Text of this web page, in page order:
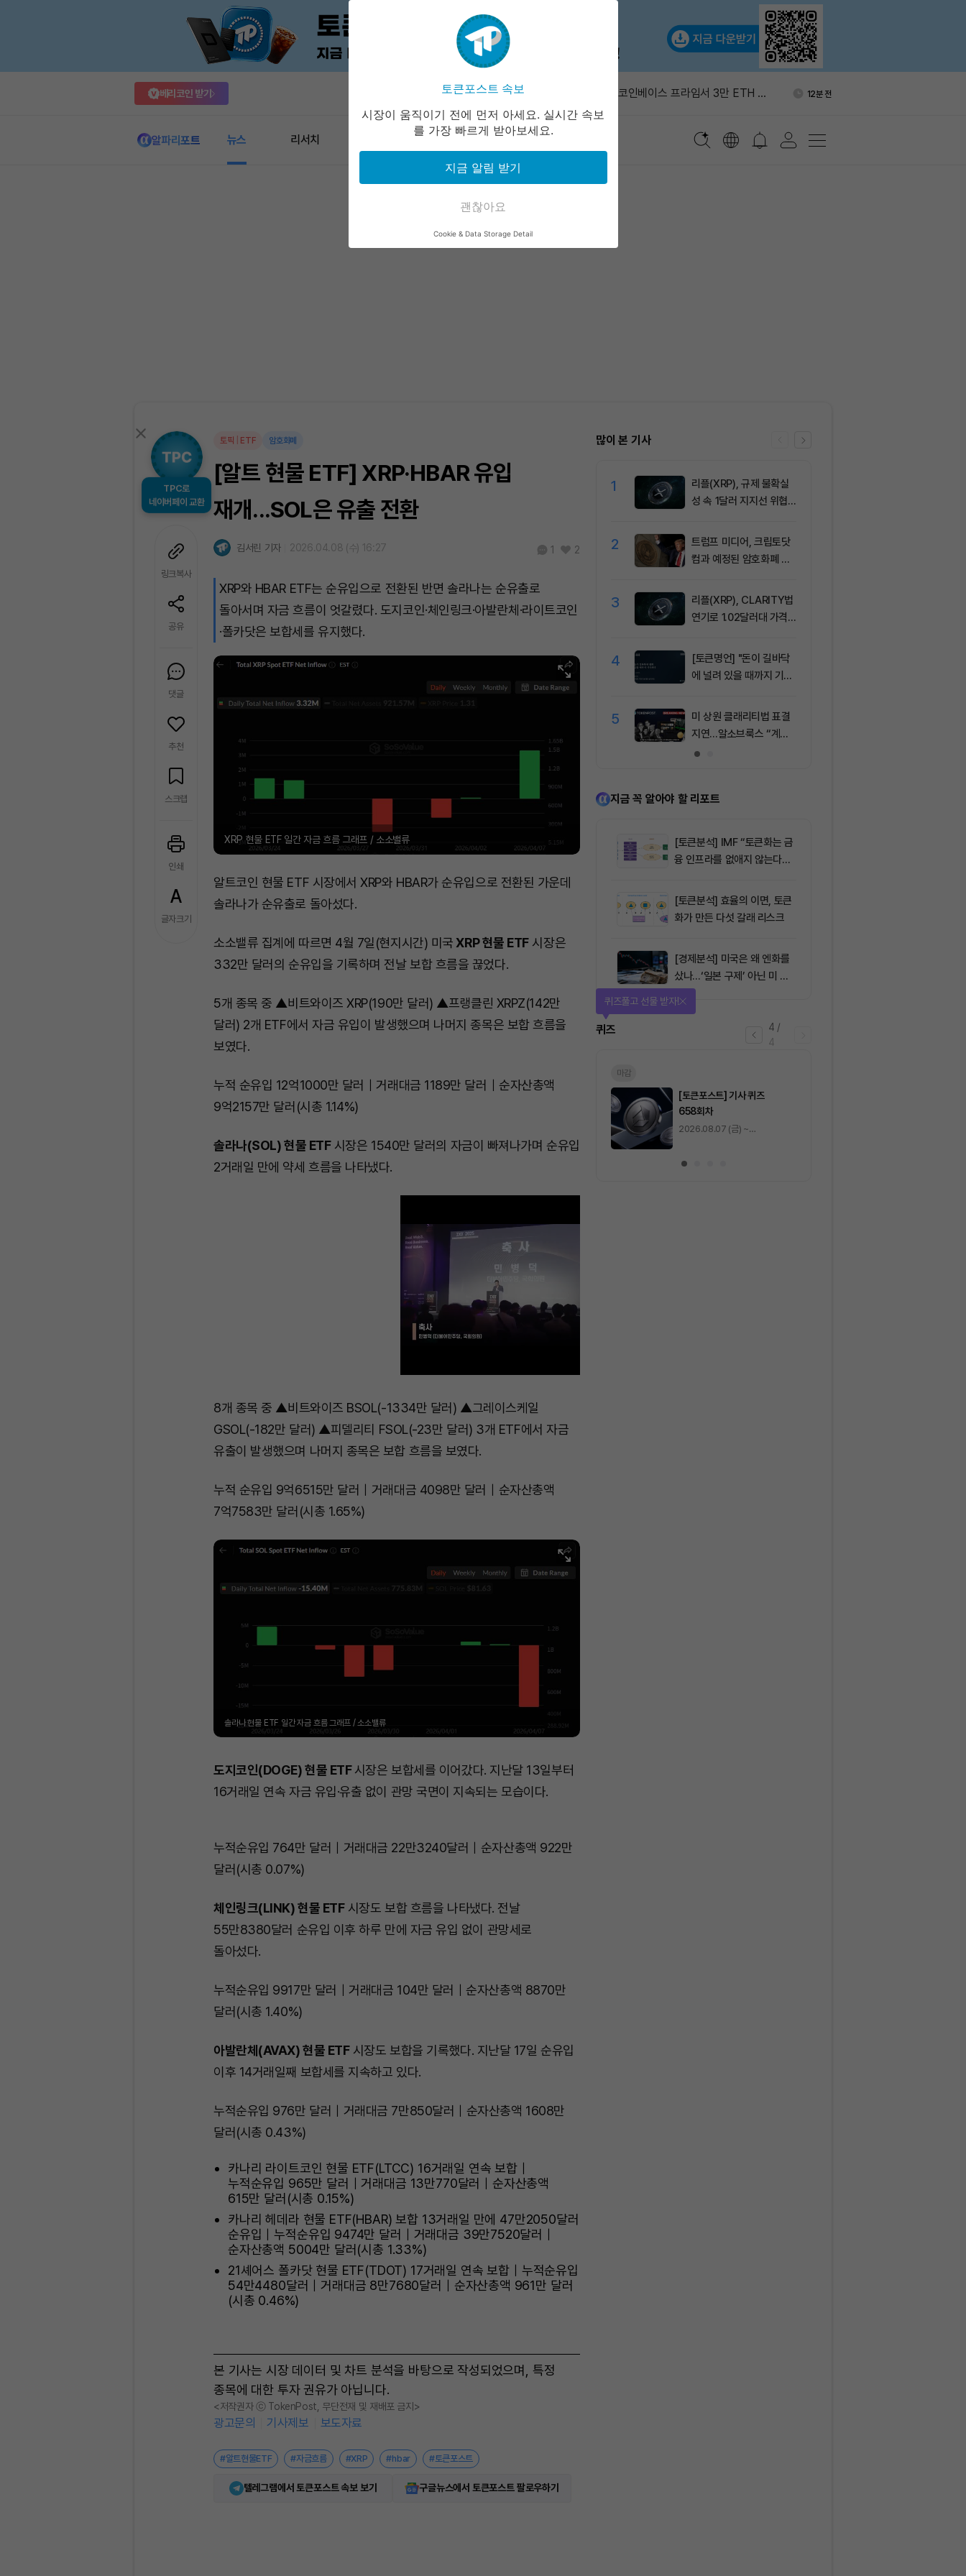
베리코인 받기
엔비디아 주간 10% 상승…반도체주 반등 1시간 전
고래, 코인베이스 프라임서 3만 ETH 인
출…5721만달러 규모
12분 전
뱅크오브아메리카, 샌디스크 목표가
BIP-110 비트코인 분기, 리플레이 공격
고래, 코인베이스 프라임서 3만 ETH 인
알파리포트 뉴스 리서치 라운지 커뮤니티
네이버페이 교환
링크복사
공유
댓글
추천
스크랩
인쇄
글자크기
토픽 ETF 암호화폐
[알트 현물 ETF] XRP·HBAR 유입
재개...SOL은 유출 전환
김서린 기자 2026.04.08 (수) 16:27 1 2
XRP와 HBAR ETF는 순유입으로 전환된 반면 솔라나는 순유출로
돌아서며 자금 흐름이 엇갈렸다. 도지코인·체인링크·아발란체·라이트코인
·폴카닷은 보합세를 유지했다.
XRP 현물 ETF 일간 자금 흐름 그래프 / 소소밸류
알트코인 현물 ETF 시장에서 XRP와 HBAR가 순유입으로 전환된 가운데
솔라나가 순유출로 돌아섰다.
소소밸류 집계에 따르면 4월 7일(현지시간) 미국 XRP 현물 ETF시장은
332만 달러의 순유입을 기록하며 전날 보합 흐름을 끊었다.
5개 종목 중 ▲비트와이즈 XRP(190만 달러) ▲프랭클린 XRPZ(142만
달러) 2개 ETF에서 자금 유입이 발생했으며 나머지 종목은 보합 흐름을
보였다.
누적 순유입 12억1000만 달러｜거래대금 1189만 달러｜순자산총액
9억2157만 달러(시총 1.14%)
솔라나(SOL) 현물 ETF시장은 1540만 달러의 자금이 빠져나가며 순유입
2거래일 만에 약세 흐름을 나타냈다.
M
8개 종목 중 ▲비트와이즈 BSOL(-1334만 달러) ▲그레이스케일
GSOL(-182만 달러) ▲피델리티 FSOL(-23만 달러) 3개 ETF에서 자금
유출이 발생했으며 나머지 종목은 보합 흐름을 보였다.
누적 순유입 9억6515만 달러｜거래대금 4098만 달러｜순자산총액
7억7583만 달러(시총 1.65%)
솔라나 현물 ETF 일간 자금 흐름 그래프 / 소소밸류
도지코인(DOGE) 현물 ETF시장은 보합세를 이어갔다. 지난달 13일부터
16거래일 연속 자금 유입·유출 없이 관망 국면이 지속되는 모습이다.
누적순유입 764만 달러｜거래대금 22만3240달러｜순자산총액 922만
달러(시총 0.07%)
체인링크(LINK) 현물 ETF시장도 보합 흐름을 나타냈다. 전날
55만8380달러 순유입 이후 하루 만에 자금 유입 없이 관망세로
돌아섰다.
누적순유입 9917만 달러｜거래대금 104만 달러｜순자산총액 8870만
달러(시총 1.40%)
아발란체(AVAX) 현물 ETF시장도 보합을 기록했다. 지난달 17일 순유입
이후 14거래일째 보합세를 지속하고 있다.
누적순유입 976만 달러｜거래대금 7만850달러｜순자산총액 1608만
달러(시총 0.43%)
카나리 라이트코인 현물 ETF(LTCC) 16거래일 연속 보합｜
누적순유입 965만 달러｜거래대금 13만770달러｜순자산총액
615만 달러(시총 0.15%)
카나리 헤데라 현물 ETF(HBAR) 보합 13거래일 만에 47만2050달러
순유입｜누적순유입 9474만 달러｜거래대금 39만7520달러｜
순자산총액 5004만 달러(시총 1.33%)
21셰어스 폴카닷 현물 ETF(TDOT) 17거래일 연속 보합｜누적순유입
54만4480달러｜거래대금 8만7680달러｜순자산총액 961만 달러
(시총 0.46%)
본 기사는 시장 데이터 및 차트 분석을 바탕으로 작성되었으며, 특정
종목에 대한 투자 권유가 아닙니다.
<저작권자 ⓒ TokenPost, 무단전재 및 재배포 금지>
광고문의 기사제보 보도자료
#알트현물ETF #자금흐름 #XRP #hbar #토큰포스트
텔레그램에서 토큰포스트 속보 보기 구글뉴스에서 토큰포스트 팔로우하기
많이 본 기사
1
리플(XRP), 규제 불확실
성 속 1달러 지지선 위협
2
트럼프 미디어, 크립토닷
컴과 예정된 암호화폐 계
3
리플(XRP), CLARITY법
연기로 1.02달러대 가격
4
[토큰명언] "돈이 길바닥
에 널려 있을 때까지 기다
5
미 상원 클래리티법 표결
지연…알소브룩스 “계속
추진”
지금 꼭 알아야 할 리포트
[토큰분석] IMF “토큰화는 금
융 인프라를 없애지 않는다…
뿐”
[토큰분석] 효율의 이면, 토큰
화가 만든 다섯 갈래 리스크
[경제분석] 미국은 왜 엔화를
샀나…‘일본 구제’ 아닌 미 국
채·아시아 통화 방어전
4 /
4
퀴즈
퀴즈풀고 선물 받자!
마감
[토큰포스트] 기사 퀴즈
658회차
2026.08.07 (금) ~
토큰포스트 속보
시장이 움직이기 전에 먼저 아세요. 실시간 속보
를 가장 빠르게 받아보세요.
지금 알림 받기
괜찮아요
Cookie & Data Storage Detail